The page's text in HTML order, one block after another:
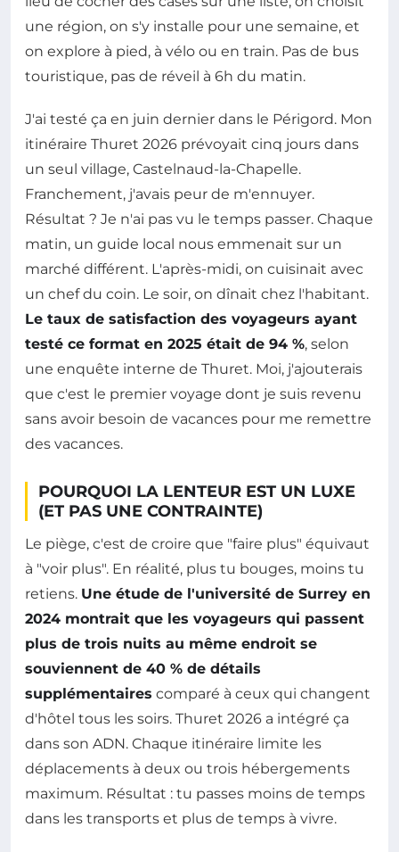
une région, on s'y installe pour une semaine, et
on explore à pied, à vélo ou en train. Pas de bus
touristique, pas de réveil à 6h du matin.
J'ai testé ça en juin dernier dans le Périgord. Mon
itinéraire Thuret 2026 prévoyait cinq jours dans
un seul village, Castelnaud-la-Chapelle.
Franchement, j'avais peur de m'ennuyer.
Résultat ? Je n'ai pas vu le temps passer. Chaque
matin, un guide local nous emmenait sur un
marché différent. L'après-midi, on cuisinait avec
un chef du coin. Le soir, on dînait chez l'habitant.
Le taux de satisfaction des voyageurs ayant
testé ce format en 2025 était de 94 %, selon
une enquête interne de Thuret. Moi, j'ajouterais
que c'est le premier voyage dont je suis revenu
sans avoir besoin de vacances pour me remettre
des vacances.
POURQUOI LA LENTEUR EST UN LUXE
(ET PAS UNE CONTRAINTE)
Le piège, c'est de croire que "faire plus" équivaut
à "voir plus". En réalité, plus tu bouges, moins tu
retiens. Une étude de l'université de Surrey en
2024 montrait que les voyageurs qui passent
plus de trois nuits au même endroit se
souviennent de 40 % de détails
supplémentaires comparé à ceux qui changent
d'hôtel tous les soirs. Thuret 2026 a intégré ça
dans son ADN. Chaque itinéraire limite les
déplacements à deux ou trois hébergements
maximum. Résultat : tu passes moins de temps
dans les transports et plus de temps à vivre.